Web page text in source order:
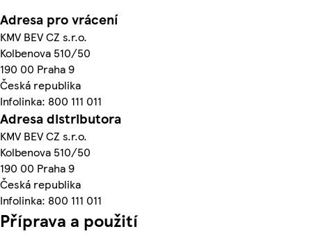
Adresa pro vrácení
KMV BEV CZ s.r.o.
Kolbenova 510/50
190 00 Praha 9
Česká republika
Infolinka: 800 111 011
Adresa distributora
KMV BEV CZ s.r.o.
Kolbenova 510/50
190 00 Praha 9
Česká republika
Infolinka: 800 111 011
Příprava a použití